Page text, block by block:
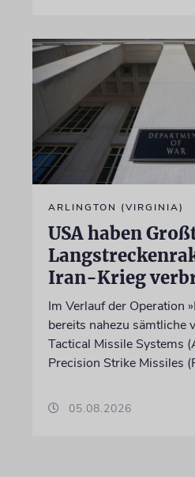
ARLINGTON (VIRGINIA)
USA haben
Iran-Krieg
Im Verlauf der Operation
bereits nahezu sämtliche
Tactical Missile Systems
Precision Strike Missiles
05.08.2026